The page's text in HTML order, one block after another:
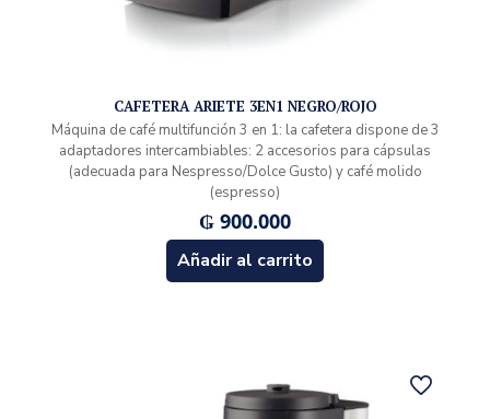
CAFETERA ARIETE 3EN1 NEGRO/ROJO
Máquina de café multifunción 3 en 1: la cafetera dispone de 3
adaptadores intercambiables: 2 accesorios para cápsulas
(adecuada para Nespresso/Dolce Gusto) y café molido
(espresso)
₲ 900.000
Añadir al carrito